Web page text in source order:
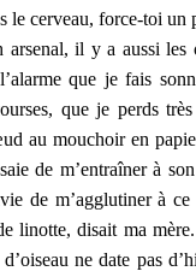
le cerveau, force-toi un
il y a aussi les
que je fais
que je perds
au mouchoir en
de m’entraîner à
de m’agglutiner à
linotte, disait ma
ne date pas